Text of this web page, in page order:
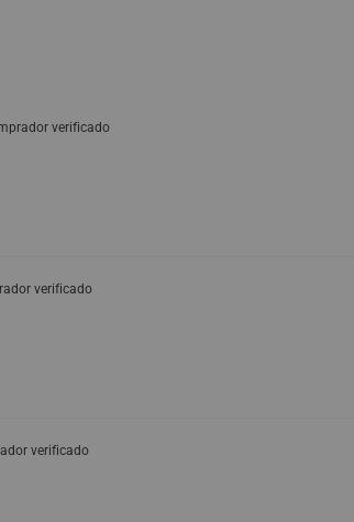
verificado
verificado
verificado